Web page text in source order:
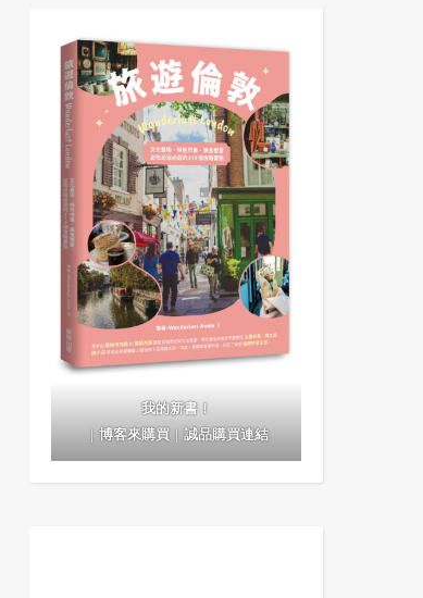
我的新書！
｜博客來購買｜誠品購買連結